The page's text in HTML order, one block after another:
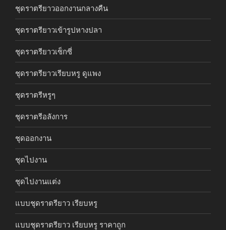
ชุดราตรียาวออกงานกลางคืน
ชุดราตรียาวเข้ารูปหางปลา
ชุดราตรียาวเซ็กซี่
ชุดราตรียาวเรียบหรู ดูแพง
ชุดราตรีหรูๆ
ชุดราตรีอลังการ
ชุดออกงาน
ชุดไปงาน
ชุดไปงานแต่ง
แบบชุดราตรียาว เรียบหรู
แบบชุดราตรียาว เรียบหรู ราคาถูก